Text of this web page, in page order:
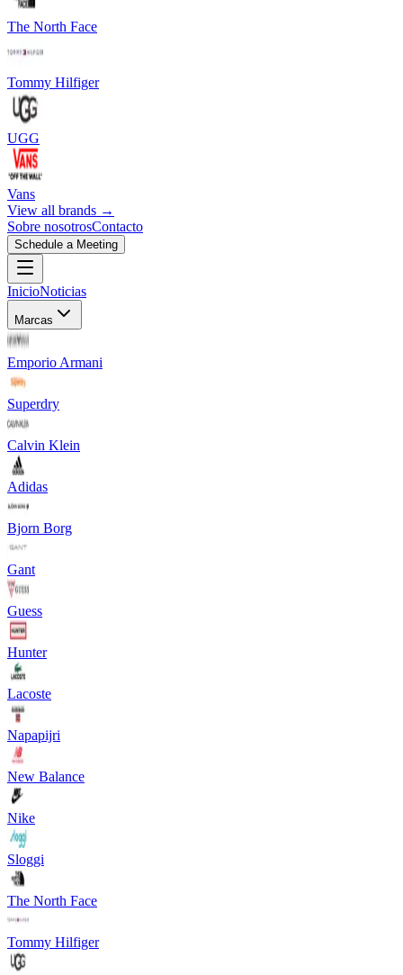
The North Face
Tommy Hilfiger
UGG
Vans
View all brands →
Sobre nosotrosContacto
Schedule a Meeting
InicioNoticias
Marcas
Emporio Armani
Superdry
Calvin Klein
Adidas
Bjorn Borg
Gant
Guess
Hunter
Lacoste
Napapijri
New Balance
Nike
Sloggi
The North Face
Tommy Hilfiger